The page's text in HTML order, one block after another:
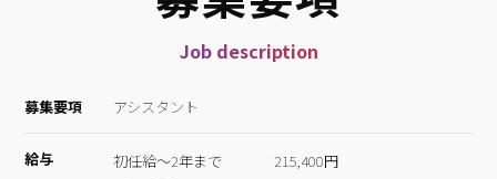
Job description
募集要項 アシスタント
給与 初任給～2年まで
215,400円